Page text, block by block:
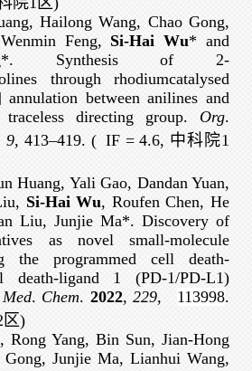
Hailong Wang, Chao Gong,
Feng, Si-Hai Wu* and
Synthesis of 2-
through rhodiumcatalysed
between anilines and
traceless directing group. Org.
9, 413–419. ( IF = 4.6, 中科院1
Huang, Yali Gao, Dandan Yuan,
Si-Hai Wu, Roufen Chen, He
Liu, Junjie Ma*. Discovery of
as novel small-molecule
the programmed cell death-
death-ligand 1 (PD-1/PD-L1)
Med. Chem. 2022,229, 113998.
区)
Rong Yang, Bin Sun, Jian-Hong
Gong, Junjie Ma, Lianhui Wang,